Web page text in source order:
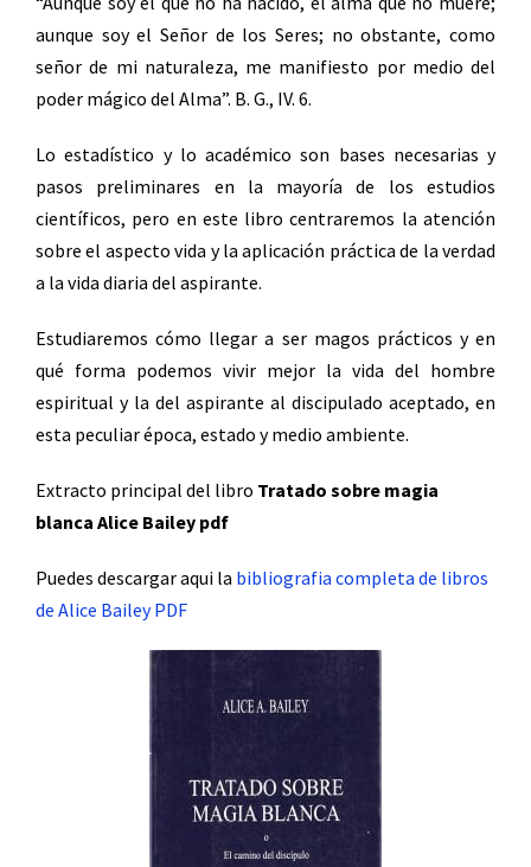
aunque soy el Señor de los Seres; no obstante, como
señor de mi naturaleza, me manifiesto por medio del
poder mágico del Alma”. B. G., IV. 6.
Lo estadístico y lo académico son bases necesarias y
pasos preliminares en la mayoría de los estudios
científicos, pero en este libro centraremos la atención
sobre el aspecto vida y la aplicación práctica de la verdad
a la vida diaria del aspirante.
Estudiaremos cómo llegar a ser magos prácticos y en
qué forma podemos vivir mejor la vida del hombre
espiritual y la del aspirante al discipulado aceptado, en
esta peculiar época, estado y medio ambiente.
Extracto principal del libro Tratado sobre magia
blanca Alice Bailey pdf
Puedes descargar aqui la bibliografia completa de libros
de Alice Bailey PDF